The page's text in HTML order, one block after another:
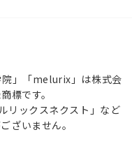
」「melurix」は株式会
標です。
リックスネクスト」など
ざいません。